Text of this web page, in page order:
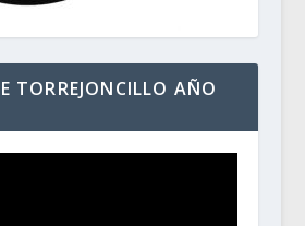
TORREJONCILLO AÑO